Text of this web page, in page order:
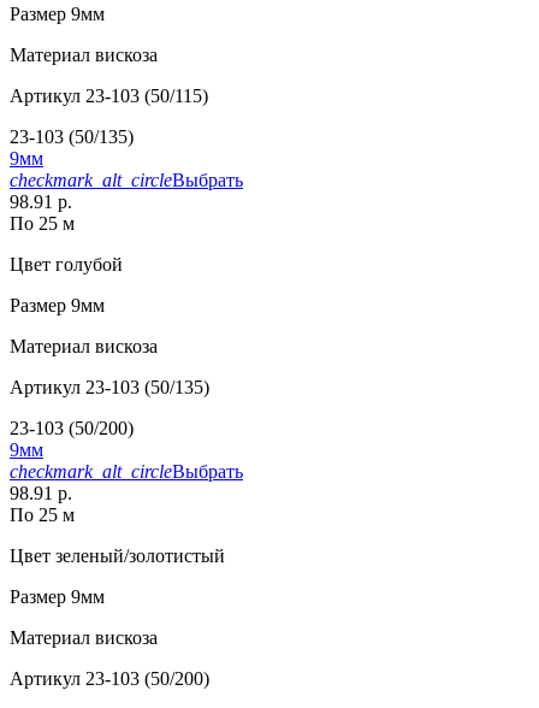
Размер 9мм
Материал вискоза
Артикул 23-103 (50/115)
23-103 (50/135)
9мм
checkmark_alt_circleВыбрать
98.91 р.
По 25 м
Цвет голубой
Размер 9мм
Материал вискоза
Артикул 23-103 (50/135)
23-103 (50/200)
9мм
checkmark_alt_circleВыбрать
98.91 р.
По 25 м
Цвет зеленый/золотистый
Размер 9мм
Материал вискоза
Артикул 23-103 (50/200)